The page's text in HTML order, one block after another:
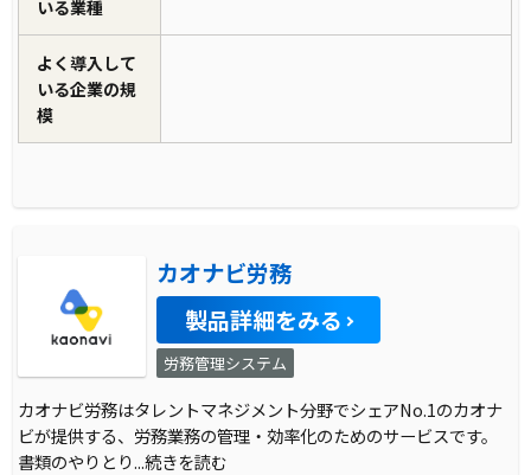
いる業種
よく導入して
いる企業の規
模
カオナビ労務
製品詳細をみる
労務管理システム
カオナビ労務はタレントマネジメント分野でシェアNo.1のカオナ
ビが提供する、労務業務の管理・効率化のためのサービスです。
書類のやりとり...続きを読む